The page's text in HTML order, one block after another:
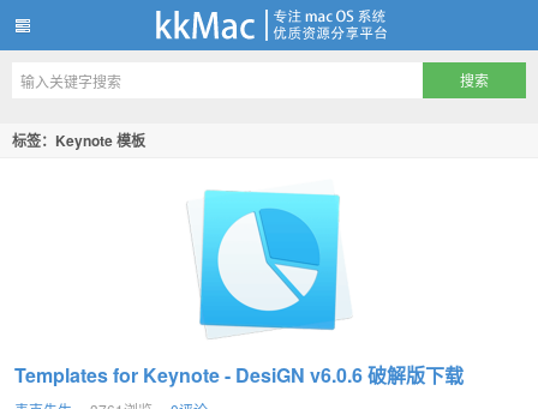
kkMac
标签：Keynote 模板
Templates for Keynote - DesiGN v6.0.6 破解版下载